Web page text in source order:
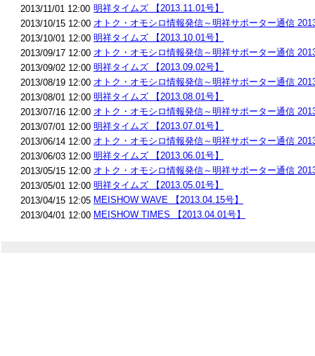
2013/11/01 12:00 明祥タイムズ 【2013.11.01号】
2013/10/15 12:00 オトク・オモシロ情報発信～明祥サポーター通信
2013/10/01 12:00 明祥タイムズ 【2013.10.01号】
2013/09/17 12:00 オトク・オモシロ情報発信～明祥サポーター通信
2013/09/02 12:00 明祥タイムズ 【2013.09.02号】
2013/08/19 12:00 オトク・オモシロ情報発信～明祥サポーター通信
2013/08/01 12:00 明祥タイムズ 【2013.08.01号】
2013/07/16 12:00 オトク・オモシロ情報発信～明祥サポーター通信
2013/07/01 12:00 明祥タイムズ 【2013.07.01号】
2013/06/14 12:00 オトク・オモシロ情報発信～明祥サポーター通信
2013/06/03 12:00 明祥タイムズ 【2013.06.01号】
2013/05/15 12:00 オトク・オモシロ情報発信～明祥サポーター通信
2013/05/01 12:00 明祥タイムズ 【2013.05.01号】
2013/04/15 12:05 MEISHOW WAVE 【2013.04.15号】
2013/04/01 12:00 MEISHOW TIMES 【2013.04.01号】